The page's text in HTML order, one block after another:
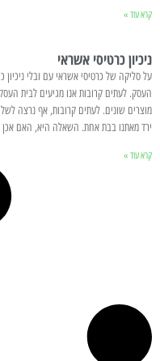
קרא עוד »
ניכיון כרטיסי אשראי
על סליקה של כרטיסי אשראי עם ובלי
העסק. לעתים קרובות אנו מגיעים לבית
מוצרים שונים. לעתים קרובות, אף נרצה
ירד מאתנו בבת אחת. השאלה היא, האם
קרא עוד »